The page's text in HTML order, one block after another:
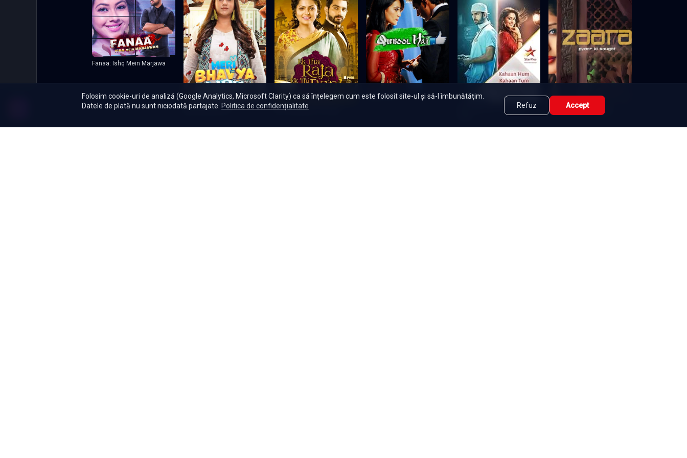
Folosim cookie-uri de analiză (Google Analytics, Microsoft Clarity) ca să înțelegem cum este folosit site-ul și să-l îmbunătățim.
Datele de plată nu sunt niciodată partajate. Politica de confidențialitate Refuz Accept
Fanaa: Ishq Mein Marjawa
Meri Bhavya Life Ek Tha Raja Ek Thi Rani
Qubool Hai
Woh Apna Sa - Intr-o altă
Zaara - pyaar ki saugat